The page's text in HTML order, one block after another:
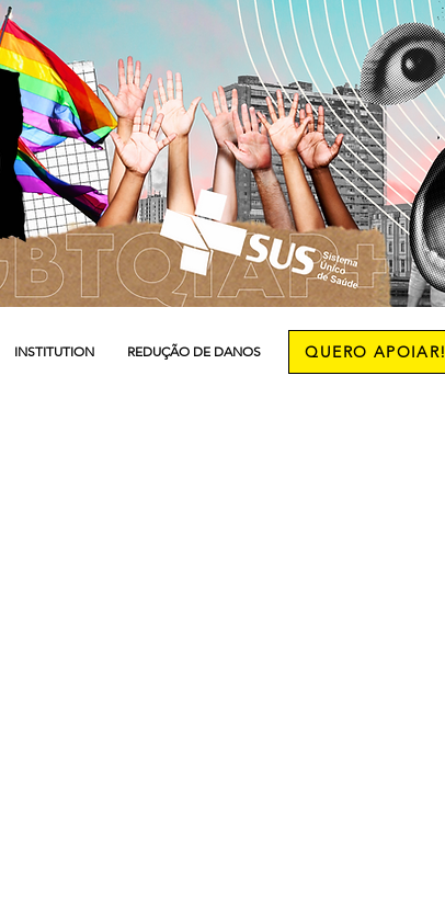
INSTITUTION REDUÇÃO DE DANOS More
QUERO APOIAR!